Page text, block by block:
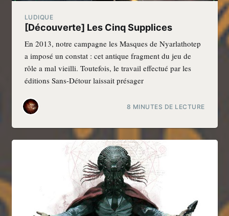
LUDIQUE
[Découverte] Les Cinq Supplices
En 2013, notre campagne les Masques de Nyarlathotep
a imposé un constat : cet antique fragment du jeu de
rôle a mal vieilli. Toutefois, le travail effectué par les
éditions Sans-Détour laissait présager
8 MINUTES DE LECTURE